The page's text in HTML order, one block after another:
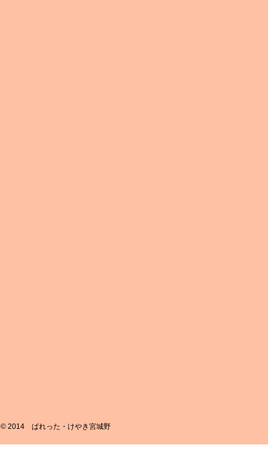
© 2014 ぱれった・けやき宮城野